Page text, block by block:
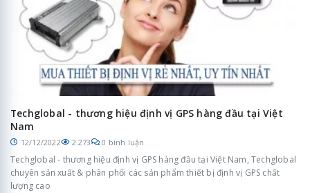
Techglobal - thương hiệu định vị GPS hàng đầu tại Việt
Nam
12/12/2022 2.273 0 bình luận
Techglobal - thương hiệu định vị GPS hàng đầu tại Việt Nam, Techglobal
chuyên sản xuất & phân phối các sản phẩm thiết bị định vị GPS chất
lượng cao